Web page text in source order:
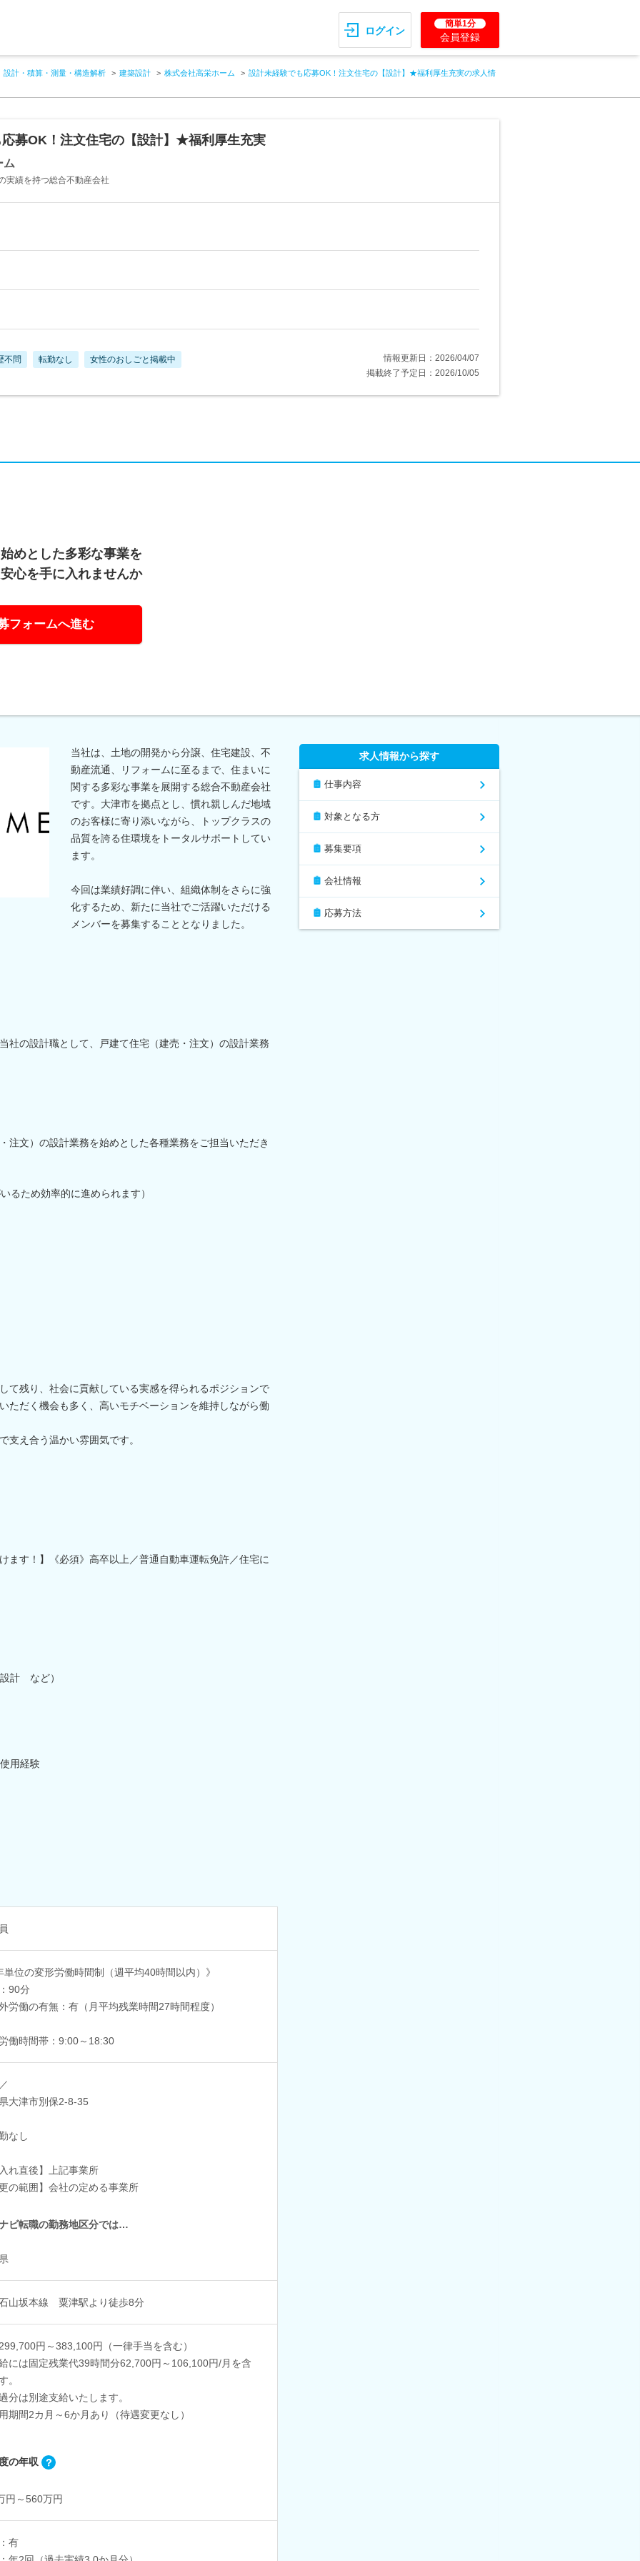
ログイン
簡単1分
会員登録
設計・積算・測量・構造解析 建築設計 株式会社高栄ホーム 設計未経験でも応募OK！注文住宅の【設計】★福利厚生充実の求人情
募OK！注文住宅の【設計】★福利厚生充実
ム
実績を持つ総合不動産会社
不問 転勤なし 女性のおしごと掲載中
情報更新日：2026/04/07
掲載終了予定日：2026/10/05
めとした多彩な事業を
心を手に入れませんか
フォームへ進む
当社は、土地の開発から分譲、住宅建設、不
動産流通、リフォームに至るまで、住まいに
関する多彩な事業を展開する総合不動産会社
です。大津市を拠点とし、慣れ親しんだ地域
のお客様に寄り添いながら、トップクラスの
品質を誇る住環境をトータルサポートしてい
ます。
今回は業績好調に伴い、組織体制をさらに強
化するため、新たに当社でご活躍いただける
メンバーを募集することとなりました。
社の設計職として、戸建て住宅（建売・注文）の設計業務
注文）の設計業務を始めとした各種業務をご担当いただき
るため効率的に進められます）
て残り、社会に貢献している実感を得られるポジションで
ただく機会も多く、高いモチベーションを維持しながら働
支え合う温かい雰囲気です。
ます！】《必須》高卒以上／普通自動車運転免許／住宅に
計 など）
用経験
単位の変形労働時間制（週平均40時間以内）》
90分
労働の有無：有（月平均残業時間27時間程度）
働時間帯：9:00～18:30
大津市別保2-8-35
なし
れ直後】上記事業所
の範囲】会社の定める事業所
ビ転職の勤務地区分では…
山坂本線 粟津駅より徒歩8分
円～383,100円（一律手当を含む）
には固定残業代39時間分62,700円～106,100円/月を含
。
は別途支給いたします。
期間2カ月～6か月あり（待遇変更なし）
の年収
円～560万円
有
求人情報から探す
仕事内容
対象となる方
募集要項
会社情報
応募方法